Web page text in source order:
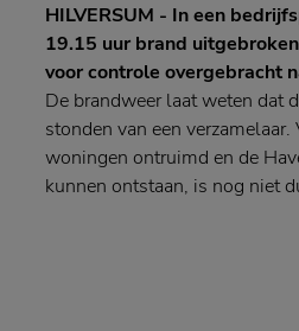
HILVERSUM - In een
19.15 uur brand
voor controle overgebracht
De brandweer laat weten dat
stonden van een
woningen ontruimd en de
kunnen ontstaan, is nog niet